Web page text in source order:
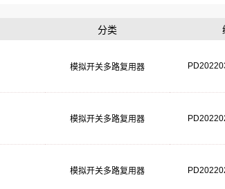
分类
模拟开关多路复用器
模拟开关多路复用器
模拟开关多路复用器